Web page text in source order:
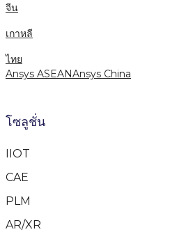
จีน
เกาหลี
ไทย
Ansys ASEANAnsys China
โซลูชั่น
IIOT
CAE
PLM
AR/XR